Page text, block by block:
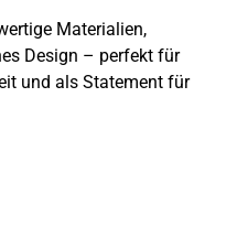
Materialien,
Design – perfekt für
und als Statement für